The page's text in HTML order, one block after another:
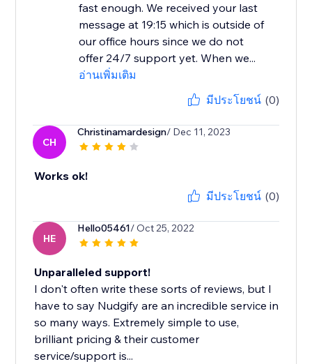
fast enough. We received your last
message at 19:15 which is outside of
our office hours since we do not
offer 24/7 support yet. When we...
อ่านเพิ่มเติม
มีประโยชน์ (0)
CH
Christinamardesign/ Dec 11, 2023
Works ok!
มีประโยชน์ (0)
HE
Hello05461/ Oct 25, 2022
Unparalleled support!
I don't often write these sorts of reviews, but I
have to say Nudgify are an incredible service in
so many ways. Extremely simple to use,
brilliant pricing & their customer
service/support is...